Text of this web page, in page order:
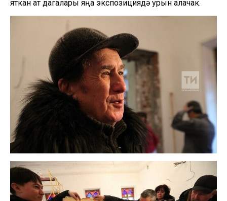
яткан ат дагалары яңа экспозициядә урын алачак.